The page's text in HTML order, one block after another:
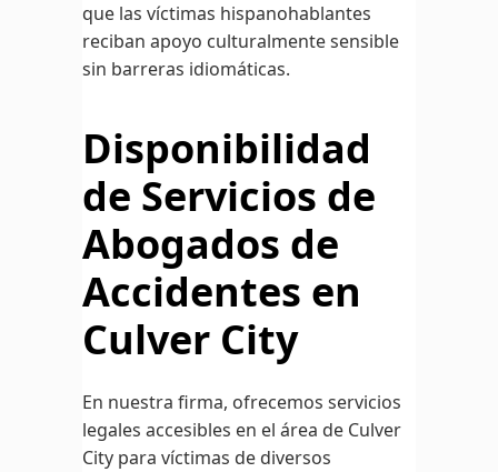
que las víctimas hispanohablantes
reciban apoyo culturalmente sensible
sin barreras idiomáticas.
Disponibilidad
de Servicios de
Abogados de
Accidentes en
Culver City
En nuestra firma, ofrecemos servicios
legales accesibles en el área de Culver
City para víctimas de diversos